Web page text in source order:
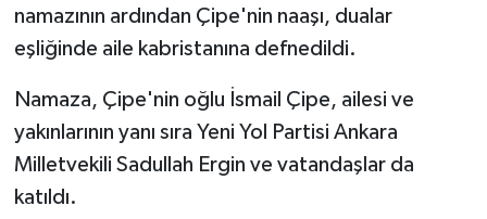
namazının ardından Çipe'nin naaşı, dualar
eşliğinde aile kabristanına defnedildi.
Namaza, Çipe'nin oğlu İsmail Çipe, ailesi ve
yakınlarının yanı sıra Yeni Yol Partisi Ankara
Milletvekili Sadullah Ergin ve vatandaşlar da
katıldı.